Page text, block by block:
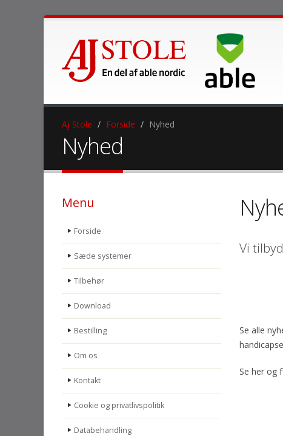
Aj Stole Forside Nyhed
Nyhed
Menu
Forside
Sæde systemer
Tilbehør
Download
Bestilling
Om os
Kontakt
Cookie og privatlivspolitik
Databehandling
Vi
Se alle
Se her og